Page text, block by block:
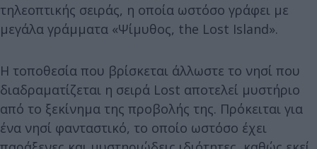
τηλεοπτικής σειράς, η οποία ωστόσο γράφει με
μεγάλα γράμματα «Ψίμυθος, the Lost Island».
Η τοποθεσία που βρίσκεται άλλωστε το νησί που
διαδραματίζεται η σειρά Lost αποτελεί μυστήριο
από το ξεκίνημα της προβολής της. Πρόκειται για
ένα νησί φανταστικό, το οποίο ωστόσο έχει